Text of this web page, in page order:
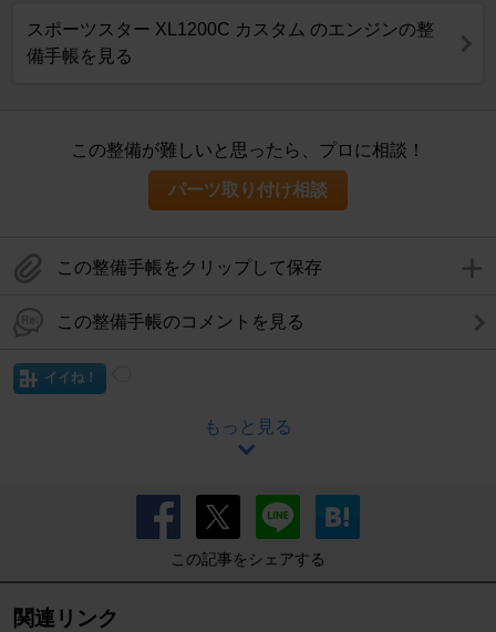
スポーツスター XL1200C カスタム のエンジンの整
備手帳を見る
この整備が難しいと思ったら、プロに相談！
パーツ取り付け相談
この整備手帳をクリップして保存
この整備手帳のコメントを見る
イイね！
もっと見る
この記事をシェアする
関連リンク